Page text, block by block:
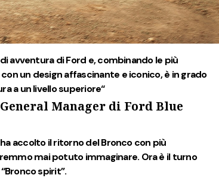
avventura di Ford e, combinando le più
un design affascinante e iconico,è in grado
a un livello superiore“
Manager di Ford Blue
accolto il ritorno del Bronco con più
mai potuto immaginare. Ora è il turno
“Bronco spirit”.